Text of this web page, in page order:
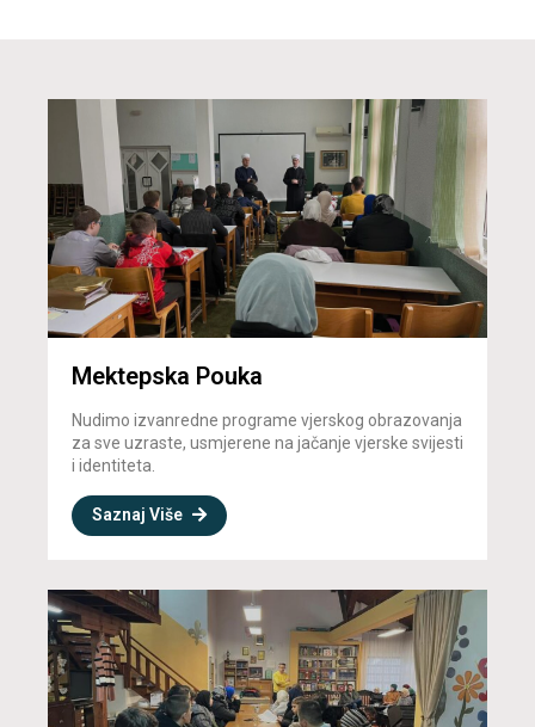
Mektepska Pouka
Nudimo izvanredne programe vjerskog obrazovanja
za sve uzraste, usmjerene na jačanje vjerske svijesti
i identiteta.
Saznaj Više